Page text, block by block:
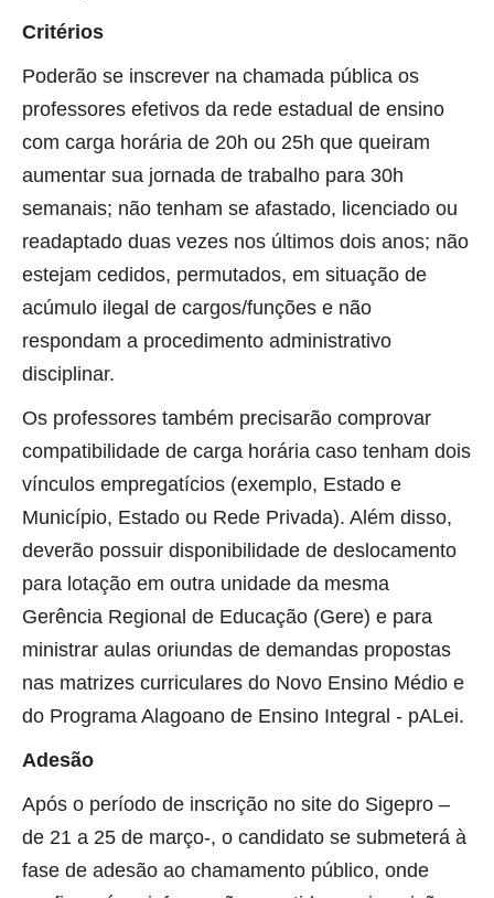
Critérios
Poderão se inscrever na chamada pública os
professores efetivos da rede estadual de ensino
com carga horária de 20h ou 25h que queiram
aumentar sua jornada de trabalho para 30h
semanais; não tenham se afastado, licenciado ou
readaptado duas vezes nos últimos dois anos; não
estejam cedidos, permutados, em situação de
acúmulo ilegal de cargos/funções e não
respondam a procedimento administrativo
disciplinar.
Os professores também precisarão comprovar
compatibilidade de carga horária caso tenham dois
vínculos empregatícios (exemplo, Estado e
Município, Estado ou Rede Privada). Além disso,
deverão possuir disponibilidade de deslocamento
para lotação em outra unidade da mesma
Gerência Regional de Educação (Gere) e para
ministrar aulas oriundas de demandas propostas
nas matrizes curriculares do Novo Ensino Médio e
do Programa Alagoano de Ensino Integral - pALei.
Adesão
Após o período de inscrição no site do Sigepro –
de 21 a 25 de março-, o candidato se submeterá à
fase de adesão ao chamamento público, onde